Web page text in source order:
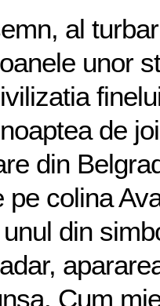
al
unor
de
din
pe colina
din
Cum